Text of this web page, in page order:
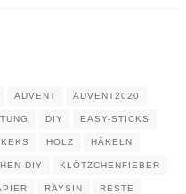
ADVENT ADVENT2020
DIY EASY-STICKS
HOLZ HÄKELN
DIY KLÖTZCHENFIEBER
RAYSIN RESTE